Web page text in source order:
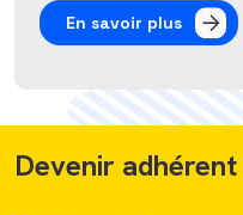
En savoir plus
Devenir adhérent